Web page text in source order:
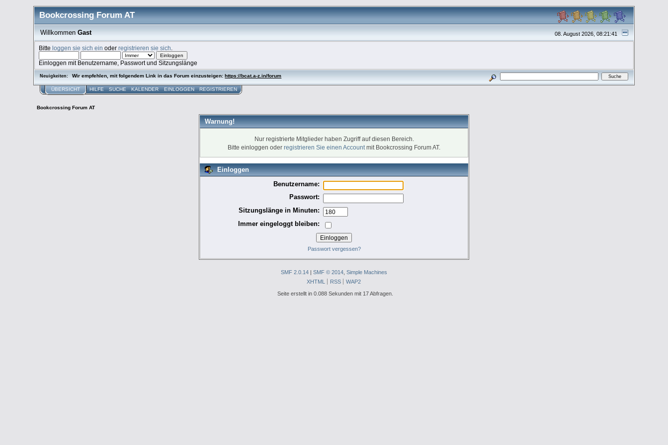
Bookcrossing Forum AT
08. August 2026, 08:21:41
Willkommen Gast
Bitteloggen sie sich ein oderregistrieren sie sich
Einloggen mit Benutzername, Passwort und Sitzungslänge
Neuigkeiten: Wir empfehlen, mit folgendem Link in das Forum einzusteigen:https://bcat.a-z.in/forum
ÜBERSICHT HILFE SUCHE KALENDER EINLOGGEN REGISTRIEREN
Bookcrossing Forum AT
Warnung!
Nur registrierte Mitglieder haben Zugriff auf diesen Bereich.
Bitte einloggen oder registrieren Sie einen Account mit Bookcrossing Forum AT.
Einloggen
Benutzername:
Passwort:
Sitzungslänge in Minuten:
Immer eingeloggt bleiben:
Passwort vergessen?
SMF 2.0.14 SMF © 2014, Simple Machines
XHTML
RSS
WAP2
Seite erstellt in 0.088 Sekunden mit 17 Abfragen.